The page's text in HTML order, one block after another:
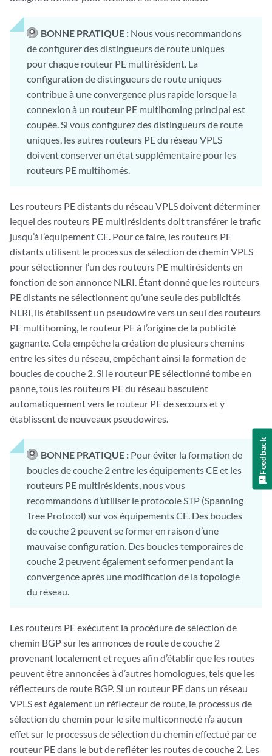
BONNE PRATIQUE : Nous vous recommandons
de configurer des distingueurs de route uniques
pour chaque routeur PE multirésident. La
configuration de distingueurs de route uniques
contribue à une convergence plus rapide lorsque la
connexion à un routeur PE multihoming principal est
coupée. Si vous configurez des distingueurs de route
uniques, les autres routeurs PE du réseau VPLS
doivent conserver un état supplémentaire pour les
routeurs PE multihomés.
Les routeurs PE distants du réseau VPLS doivent déterminer
lequel des routeurs PE multirésidents doit transférer le trafic
jusqu’à l’équipement CE. Pour ce faire, les routeurs PE
distants utilisent le processus de sélection de chemin VPLS
pour sélectionner l’un des routeurs PE multirésidents en
fonction de son annonce NLRI. Étant donné que les routeurs
PE distants ne sélectionnent qu’une seule des publicités
NLRI, ils établissent un pseudowire vers un seul des routeurs
PE multihoming, le routeur PE à l’origine de la publicité
gagnante. Cela empêche la création de plusieurs chemins
entre les sites du réseau, empêchant ainsi la formation de
boucles de couche 2. Si le routeur PE sélectionné tombe en
panne, tous les routeurs PE du réseau basculent
automatiquement vers le routeur PE de secours et y
établissent de nouveaux pseudowires.
BONNE PRATIQUE : Pour éviter la formation de
boucles de couche 2 entre les équipements CE et les
routeurs PE multirésidents, nous vous
recommandons d’utiliser le protocole STP (Spanning
Tree Protocol) sur vos équipements CE. Des boucles
de couche 2 peuvent se former en raison d’une
mauvaise configuration. Des boucles temporaires de
couche 2 peuvent également se former pendant la
convergence après une modification de la topologie
du réseau.
Les routeurs PE exécutent la procédure de sélection de
chemin BGP sur les annonces de route de couche 2
provenant localement et reçues afin d’établir que les routes
peuvent être annoncées à d’autres homologues, tels que les
réflecteurs de route BGP. Si un routeur PE dans un réseau
VPLS est également un réflecteur de route, le processus de
sélection du chemin pour le site multiconnecté n’a aucun
effet sur le processus de sélection du chemin effectué par ce
routeur PE dans le but de refléter les routes de couche 2. Les
Feedback